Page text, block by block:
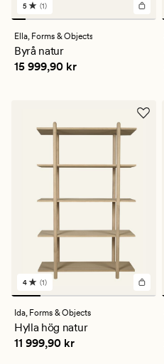
1
omdömen
med
ett
genomsnittligt
betyg
5 (1)
Ella, Forms & Objects
Byrå natur
Pris 15 999,90 kr
15 999,90 kr
1
omdömen
med
ett
genomsnittligt
betyg
4 (1)
Ida, Forms & Objects
Hylla hög natur
Pris 11 999,90 kr
11 999,90 kr